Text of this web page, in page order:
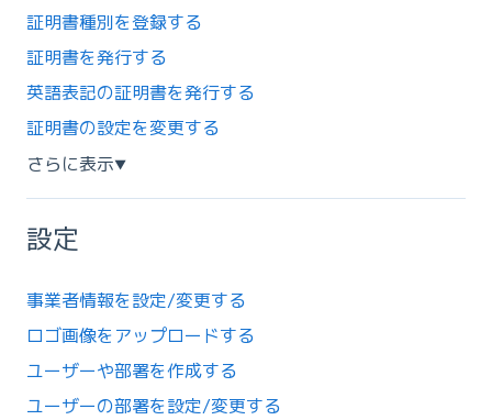
証明書種別を登録する
証明書を発行する
英語表記の証明書を発行する
証明書の設定を変更する
さらに表示▼
設定
事業者情報を設定/変更する
ロゴ画像をアップロードする
ユーザーや部署を作成する
ユーザーの部署を設定/変更する